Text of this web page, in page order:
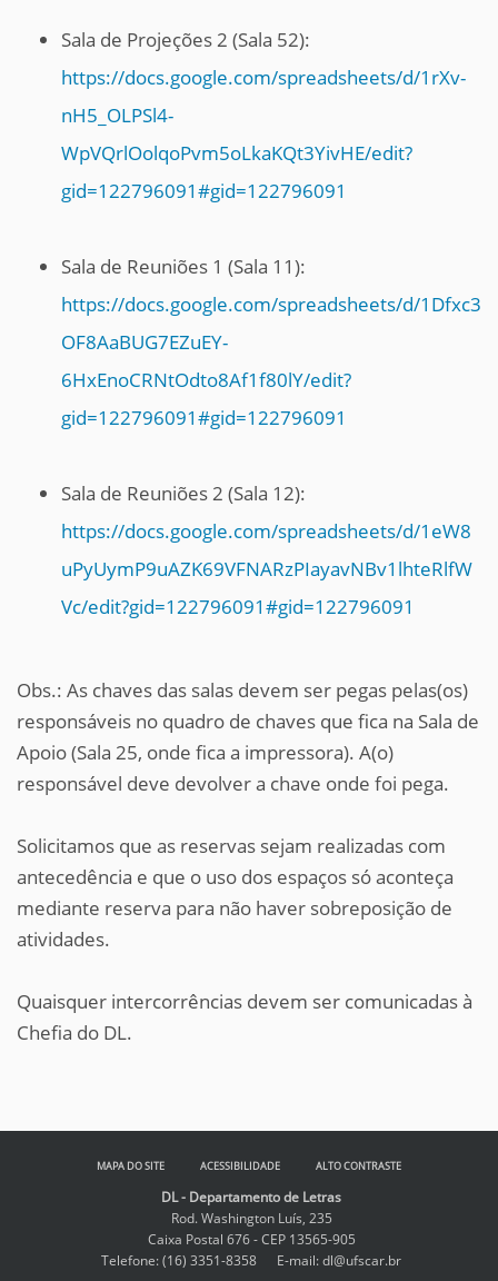
Sala de Projeções 2 (Sala 52):
https://docs.google.com/spreadsheets/d/1rXv-
nH5_OLPSl4-
WpVQrlOolqoPvm5oLkaKQt3YivHE/edit?
gid=122796091#gid=122796091
Sala de Reuniões 1 (Sala 11):
https://docs.google.com/spreadsheets/d/1Dfxc3
OF8AaBUG7EZuEY-
6HxEnoCRNtOdto8Af1f80lY/edit?
gid=122796091#gid=122796091
Sala de Reuniões 2 (Sala 12):
https://docs.google.com/spreadsheets/d/1eW8
uPyUymP9uAZK69VFNARzPIayavNBv1lhteRlfW
Vc/edit?gid=122796091#gid=122796091
Obs.: As chaves das salas devem ser pegas pelas(os)
responsáveis no quadro de chaves que fica na Sala de
Apoio (Sala 25, onde fica a impressora). A(o)
responsável deve devolver a chave onde foi pega.
Solicitamos que as reservas sejam realizadas com
antecedência e que o uso dos espaços só aconteça
mediante reserva para não haver sobreposição de
atividades.
Quaisquer intercorrências devem ser comunicadas à
Chefia do DL.
MAPA DO SITE ACESSIBILIDADE ALTO CONTRASTE
DL - Departamento de Letras
Rod. Washington Luís, 235
Caixa Postal 676 - CEP 13565-905
Telefone: (16) 3351-8358 E-mail:dl@ufscar.br